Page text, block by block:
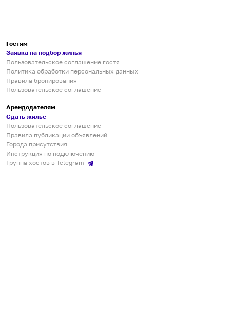
Гостям
Заявка на подбор жилья
Пользовательское соглашение гостя
Политика обработки персональных данных
Правила бронирования
Пользовательское соглашение
Арендодателям
Сдать жилье
Пользовательское соглашение
Правила публикации объявлений
Города присутствия
Инструкция по подключению
Группа хостов в Telegram